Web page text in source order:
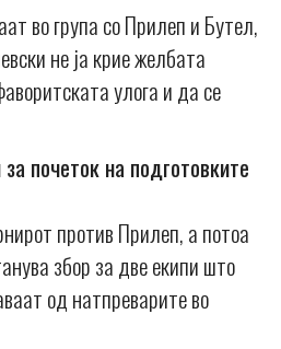
во група со Прилеп и Бутел,
не ја крие желбата
улога и да се
почеток на подготовките
против Прилеп, а потоа
збор за две екипи што
од натпреварите во